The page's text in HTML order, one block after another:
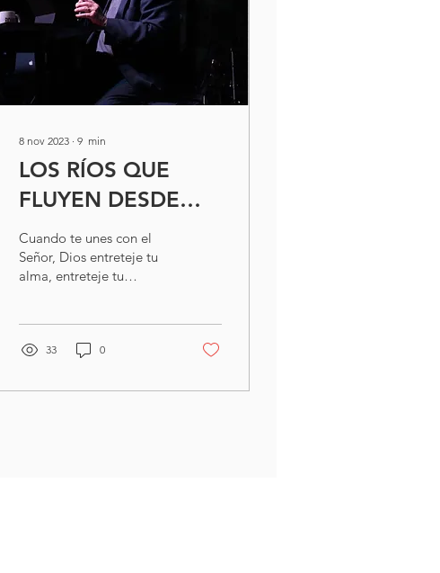
8 nov 2023 ∙ 9 min
LOS RÍOS QUE
FLUYEN DESDE
EDÉN HACIA
AFUERA
Cuando te unes con el
Señor, Dios entreteje tu
alma, entreteje tu
33 0